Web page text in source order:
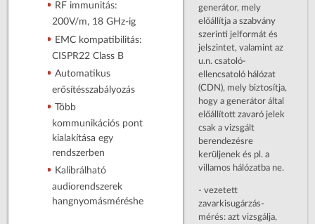
RF immunitás:
200V/m, 18 GHz-ig
EMC kompatibilitás:
CISPR22 Class B
Automatikus
erősítésszabályozás
Több
kommunikációs pont
kialakítása egy
rendszerben
Kalibrálható
audiorendszerek
hangnyomásméréshez
generátor, mely
előállítja a szabvány
szerinti jelformát és
jelszintet, valamint az
u.n. csatoló-
ellencsatoló hálózat
(CDN), mely biztosítja,
hogy a generátor által
előállított zavaró jelek
csak a vizsgált
berendezésre
kerüljenek és pl. a
villamos hálózatba ne.
- vezetett
zavarkisugárzás-
mérés: azt vizsgálja,